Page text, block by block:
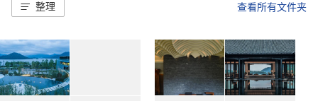
整理 查看所有文件夹